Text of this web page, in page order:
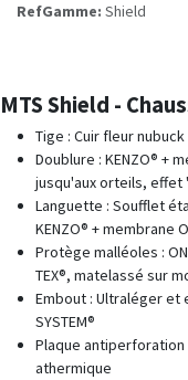
RefGamme: Shield
MTS Shield -
Tige : Cuir fleur
Doublure : KENZO® +
jusqu'aux orteils, effet
Languette : Soufflet
KENZO® + membrane
Protège malléoles :
TEX®, matelassé sur
Embout : Ultraléger et
SYSTEM®
Plaque antiperforation
athermique